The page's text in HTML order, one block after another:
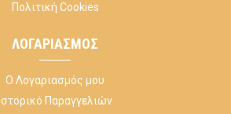
Πολιτική Cookies
ΛΟΓΑΡΙΑΣΜΌΣ
Ο Λογαριασμός μου
Ιστορικό Παραγγελιών